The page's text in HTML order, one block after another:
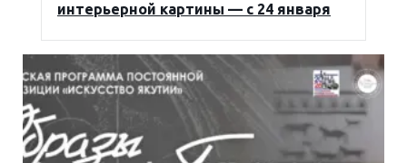
интерьерной картины — с 24 января